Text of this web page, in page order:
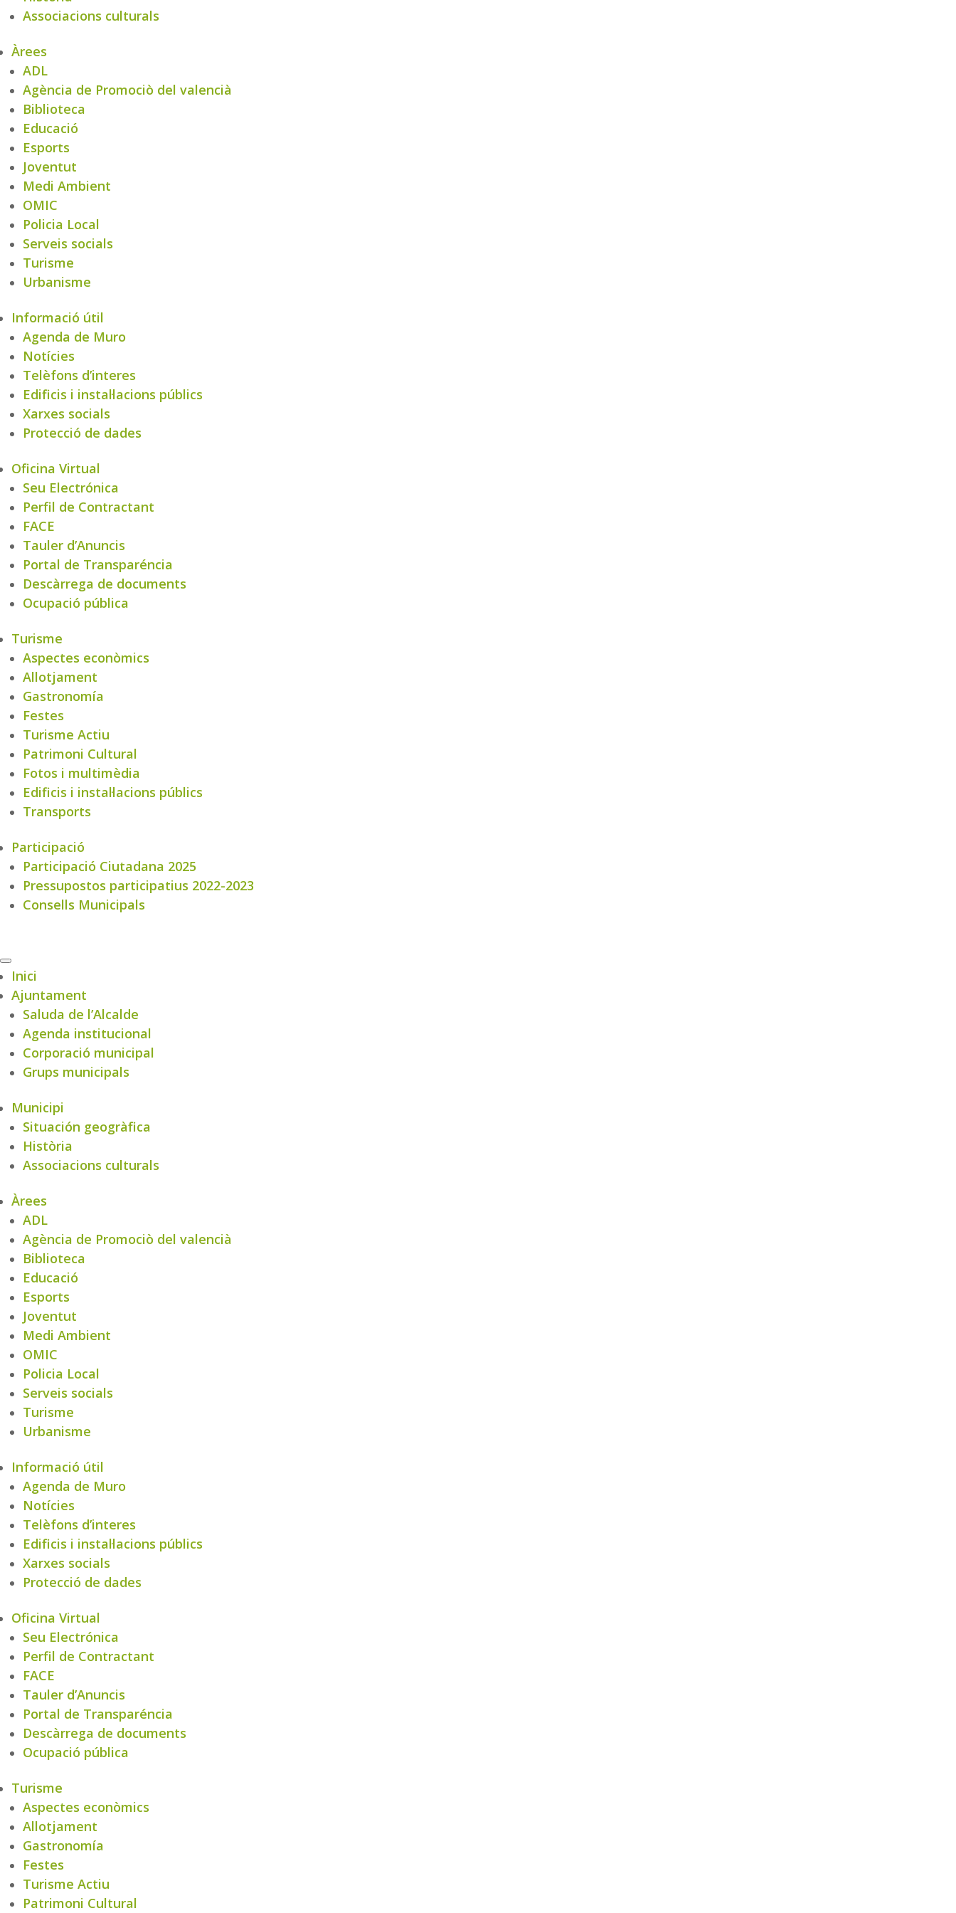
Associacions culturals
Àrees
ADL
Agència de Promociò del valencià
Biblioteca
Educació
Esports
Joventut
Medi Ambient
OMIC
Policia Local
Serveis socials
Turisme
Urbanisme
Informació útil
Agenda de Muro
Notícies
Telèfons d’interes
Edificis i instal·lacions públics
Xarxes socials
Protecció de dades
Oficina Virtual
Seu Electrónica
Perfil de Contractant
FACE
Tauler d’Anuncis
Portal de Transparéncia
Descàrrega de documents
Ocupació pública
Turisme
Aspectes econòmics
Allotjament
Gastronomía
Festes
Turisme Actiu
Patrimoni Cultural
Fotos i multimèdia
Edificis i instal·lacions públics
Transports
Participació
Participació Ciutadana 2025
Pressupostos participatius 2022-2023
Consells Municipals
Inici
Ajuntament
Saluda de l’Alcalde
Agenda institucional
Corporació municipal
Grups municipals
Municipi
Situación geogràfica
Història
Associacions culturals
Àrees
ADL
Agència de Promociò del valencià
Biblioteca
Educació
Esports
Joventut
Medi Ambient
OMIC
Policia Local
Serveis socials
Turisme
Urbanisme
Informació útil
Agenda de Muro
Notícies
Telèfons d’interes
Edificis i instal·lacions públics
Xarxes socials
Protecció de dades
Oficina Virtual
Seu Electrónica
Perfil de Contractant
FACE
Tauler d’Anuncis
Portal de Transparéncia
Descàrrega de documents
Ocupació pública
Turisme
Aspectes econòmics
Allotjament
Gastronomía
Festes
Turisme Actiu
Patrimoni Cultural